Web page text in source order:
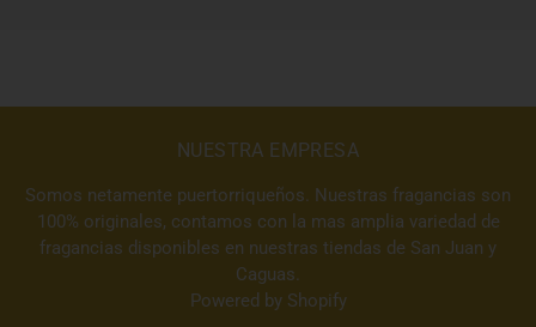
NUESTRA EMPRESA
Somos netamente puertorriqueños. Nuestras fragancias son
100% originales, contamos con la mas amplia variedad de
fragancias disponibles en nuestras tiendas de San Juan y
Caguas.
Powered by Shopify